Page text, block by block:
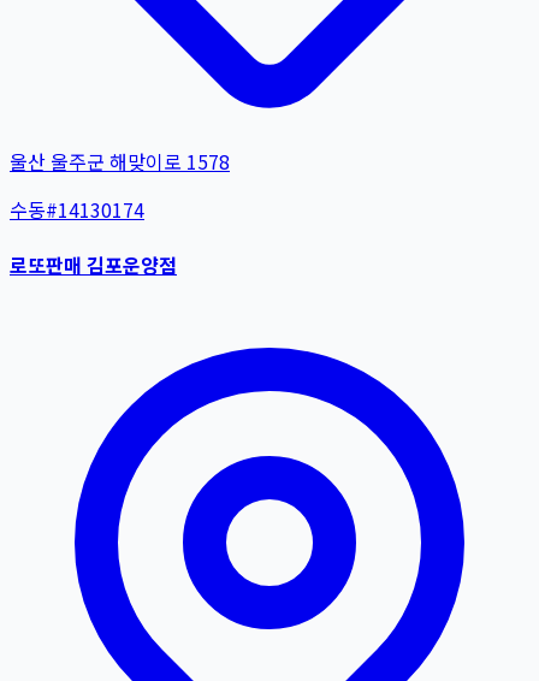
울산 울주군 해맞이로 1578
수동#14130174
로또판매 김포운양점